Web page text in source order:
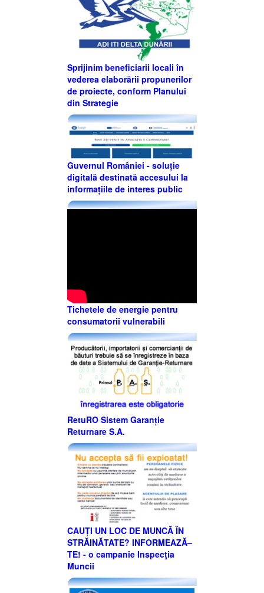
Sprijinim beneficiarii locali în
vederea elaborării propunerilor
de proiecte, conform Planului
din Strategie
Guvernul României - soluție
digitală destinată accesului la
informațiile de interes public
Tichetele de energie pentru
consumatorii vulnerabili
RetuRO Sistem Garanție
Returnare S.A.
CAUȚI UN LOC DE MUNCĂ ÎN
STRĂINĂTATE? INFORMEAZĂ–
TE! - o campanie Inspecţia
Muncii